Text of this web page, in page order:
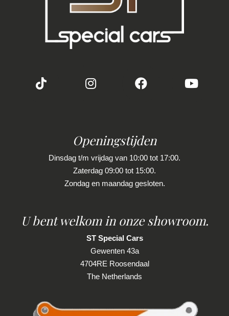
Brake assist system
Elektronische remkrachtverdeling
Zij airbag(s) voorOpeningstijden
Dinsdag t/m vrijdag van 10:00 tot 17:00.
Zaterdag 09:00 tot 15:00.
Zondag en maandag gesloten.
U bent welkom in onze showroom.
ST Special Cars
Gewenten 43a
4704RE Roosendaal
The Netherlands